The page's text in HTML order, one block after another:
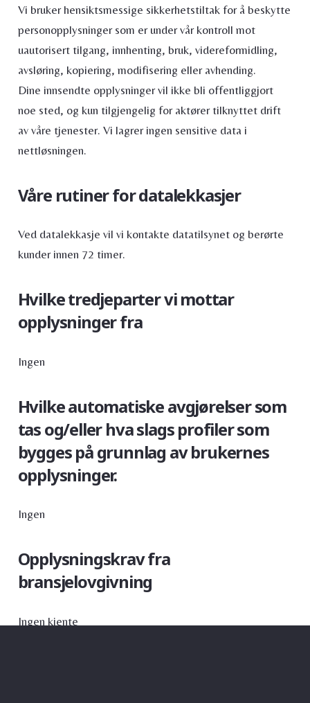
Vi bruker hensiktsmessige sikkerhetstiltak for å beskytte
personopplysninger som er under vår kontroll mot
uautorisert tilgang, innhenting, bruk, videreformidling,
avsløring, kopiering, modifisering eller avhending.
Dine innsendte opplysninger vil ikke bli offentliggjort
noe sted, og kun tilgjengelig for aktører tilknyttet drift
av våre tjenester. Vi lagrer ingen sensitive data i
nettløsningen.
Våre rutiner for datalekkasjer
Ved datalekkasje vil vi kontakte datatilsynet og berørte
kunder innen 72 timer.
Hvilke tredjeparter vi mottar
opplysninger fra
Ingen
Hvilke automatiske avgjørelser som
tas og/eller hva slags profiler som
bygges på grunnlag av brukernes
opplysninger.
Ingen
Opplysningskrav fra
bransjelovgivning
Ingen kjente